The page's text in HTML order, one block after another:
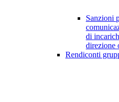
Sanzioni
di
direzione
Rendiconti